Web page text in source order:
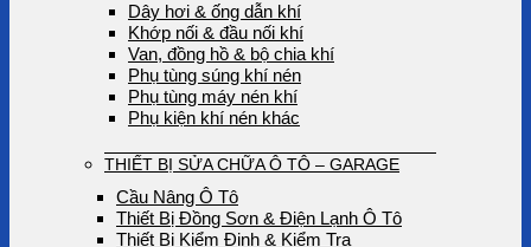
Dây hơi & ống dẫn khí
Khớp nối & đầu nối khí
Van, đồng hồ & bộ chia khí
Phụ tùng súng khí nén
Phụ tùng máy nén khí
Phụ kiện khí nén khác
THIẾT BỊ SỬA CHỮA Ô TÔ – GARAGE
Cầu Nâng Ô Tô
Thiết Bị Đồng Sơn & Điện Lạnh Ô Tô
Thiết Bị Kiểm Định & Kiểm Tra